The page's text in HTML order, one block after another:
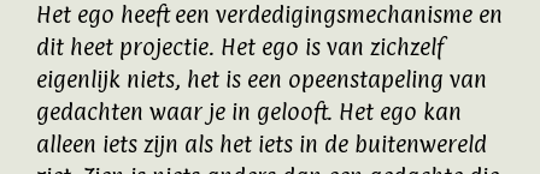
Het ego heeft een verdedigingsmechanisme en
dit heet projectie. Het ego is van zichzelf
eigenlijk niets, het is een opeenstapeling van
gedachten waar je in gelooft. Het ego kan
alleen iets zijn als het iets in de buitenwereld